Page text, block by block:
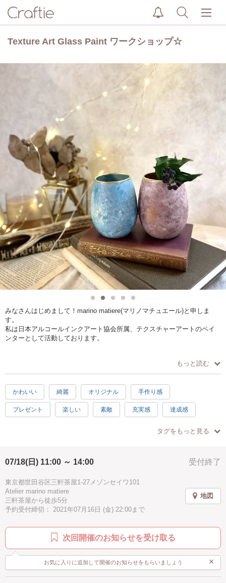
Texture Art Glass Paint ワークショップ☆
みなさんはじめまして！marino matiere(マリノマチュエール)と申しま
す。
私は日本アルコールインクアート協会所属、テクスチャーアートのペイ
ンターとして活動しております。
ワークショップでオリジナルのキャンドルホルダーやペンホルダーが作
れます♪
絵具の楽しさをたくさんの方に体験していただき、混色のコツなどもお
伝えしていきます。
簡単に資材説明
デモストレーション
↓
さっそくペイントを始めていただきます！
↓
↓
セット内容(当日お渡しするもの)
・手袋
もっと読む
かわいい 綺麗 オリジナル 手作り感
プレゼント 楽しい 素敵 充実感 達成感
ホワイト ゴールド
タグをもっと見る
受付終了
07/18(日) 11:00 ～ 14:00
東京都世田谷区三軒茶屋1-27メゾンセイワ101
Atelier marino matiere
三軒茶屋から徒歩5分
予約受付締切： 2021年07月16日 (金) 22:00まで
地図
次回開催のお知らせを受け取る
お気に入りに追加して開催のお知らせをもらいましょう ×